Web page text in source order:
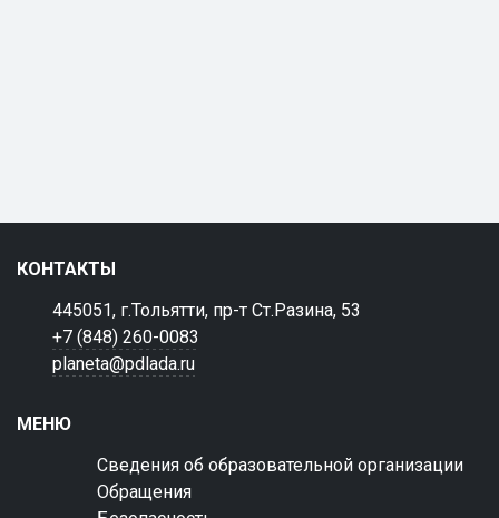
КОНТАКТЫ
445051, г.Тольятти, пр-т Ст.Разина, 53
+7 (848) 260-0083
planeta@pdlada.ru
МЕНЮ
Сведения об образовательной организации
Обращения